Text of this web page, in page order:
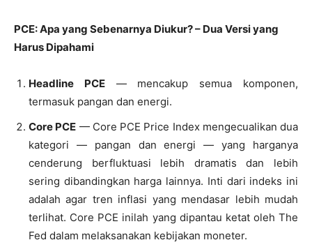
PCE: Apa yang Sebenarnya Diukur? – Dua Versi yang
Harus Dipahami
Headline PCE— mencakup semua komponen,
termasuk pangan dan energi.
Core PCE — Core PCE Price Index mengecualikan dua
kategori — pangan dan energi — yang harganya
cenderung berfluktuasi lebih dramatis dan lebih
sering dibandingkan harga lainnya. Inti dari indeks ini
adalah agar tren inflasi yang mendasar lebih mudah
terlihat. Core PCE inilah yang dipantau ketat oleh The
Fed dalam melaksanakan kebijakan moneter.